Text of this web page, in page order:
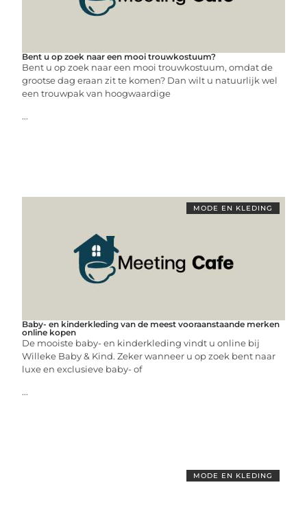
Bent u op zoek naar een mooi trouwkostuum?
Bent u op zoek naar een mooi trouwkostuum, omdat de
grootse dag eraan zit te komen? Dan wilt u natuurlijk wel
een trouwpak van hoogwaardige
...
MODE EN KLEDING
Baby- en kinderkleding van de meest vooraanstaande merken
online kopen
De mooiste baby- en kinderkleding vindt u online bij
Willeke Baby & Kind. Zeker wanneer u op zoek bent naar
luxe en exclusieve baby- of
...
MODE EN KLEDING